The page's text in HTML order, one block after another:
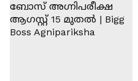
ആത്മവിശ്വാസമുണ്ടാ
യിരുന്നില്ല'